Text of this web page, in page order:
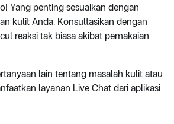
Yang penting sesuaikan dengan
kulit Anda. Konsultasikan dengan
reaksi tak biasa akibat pemakaian
lain tentang masalah kulit atau
layanan Live Chat dari aplikasi